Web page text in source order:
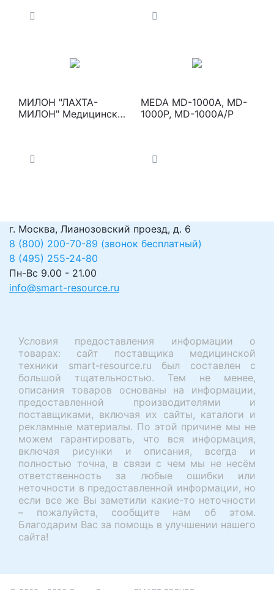
пахиметрии PARK 1
МИЛОН "ЛАХТА-
МИЛОН" Медицинские
MEDA MD-1000A, MD-
1000P, MD-1000A/P
г. Москва, Лианозовский проезд, д. 6
8 (800) 200-70-89 (звонок бесплатный)
8 (495) 255-24-80
Пн-Вс 9.00 - 21.00
info@smart-resource.ru
Условия предоставления информации о
товарах: сайт поставщика медицинской
техники smart-resource.ru был составлен с
большой тщательностью. Тем не менее,
описания товаров основаны на информации,
предоставленной производителями и
поставщиками, включая их сайты, каталоги и
рекламные материалы. По этой причине мы не
можем гарантировать, что вся информация,
включая рисунки и описания, всегда и
полностью точна, в связи с чем мы не несём
ответственность за любые ошибки или
неточности в предоставленной информации, но
если все же Вы заметили какие-то неточности
– пожалуйста, сообщите нам об этом.
Благодарим Вас за помощь в улучшении нашего
сайта!